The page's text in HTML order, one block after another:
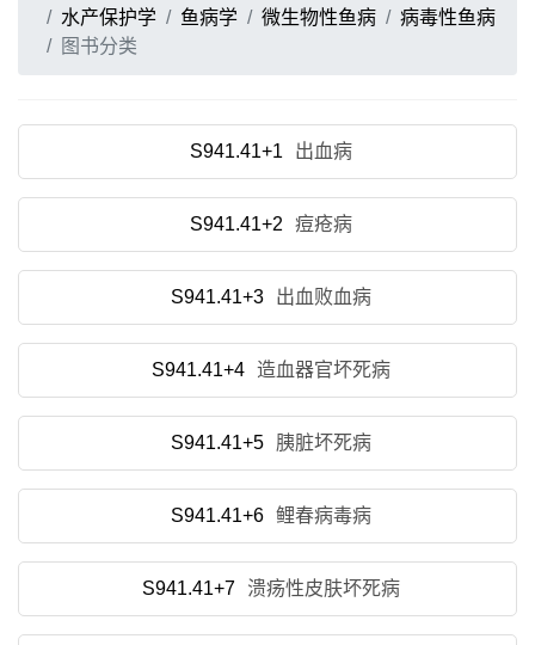
水产保护学
鱼病学 微生物性鱼病
病毒性鱼病
图书分类
S941.41+1 出血病
S941.41+2 痘疮病
S941.41+3 出血败血病
S941.41+4 造血器官坏死病
S941.41+5 胰脏坏死病
S941.41+6 鲤春病毒病
S941.41+7 溃疡性皮肤坏死病